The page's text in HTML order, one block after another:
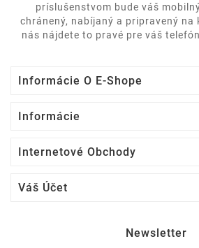
príslušenstvom bude váš
chránený, nabíjaný a pripravený na
nás nájdete to pravé pre váš
Informácie O E-Shope
Informácie
Internetové Obchody
Váš Účet
Newsletter